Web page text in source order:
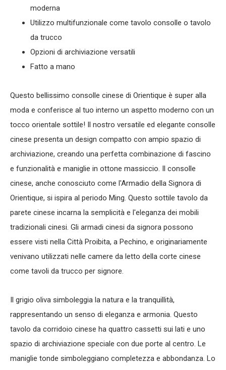
moderna
Utilizzo multifunzionale come tavolo consolle o tavolo
da trucco
Opzioni di archiviazione versatili
Fatto a mano
Questo bellissimo consolle cinese di Orientique è super alla
moda e conferisce al tuo interno un aspetto moderno con un
tocco orientale sottile! Il nostro versatile ed elegante consolle
cinese presenta un design compatto con ampio spazio di
archiviazione, creando una perfetta combinazione di fascino
e funzionalità e maniglie in ottone massiccio. Il consolle
cinese, anche conosciuto come l'Armadio della Signora di
Orientique, si ispira al periodo Ming. Questo sottile tavolo da
parete cinese incarna la semplicità e l'eleganza dei mobili
tradizionali cinesi. Gli armadi cinesi da signora possono
essere visti nella Città Proibita, a Pechino, e originariamente
venivano utilizzati nelle camere da letto della corte cinese
come tavoli da trucco per signore.
Il grigio oliva simboleggia la natura e la tranquillità,
rappresentando un senso di eleganza e armonia. Questo
tavolo da corridoio cinese ha quattro cassetti sui lati e uno
spazio di archiviazione speciale con due porte al centro. Le
maniglie tonde simboleggiano completezza e abbondanza. Lo